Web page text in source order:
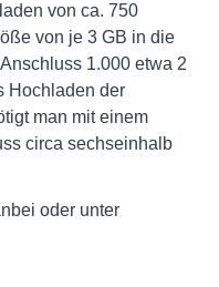
von ca. 750
von je 3 GB in die
1.000 etwa 2
Hochladen der
man mit einem
circa sechseinhalb
oder unter